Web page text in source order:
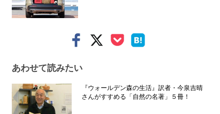
あわせて読みたい
『ウォールデン森の生活』訳者・今泉吉晴
さんがすすめる「自然の名著」５冊！